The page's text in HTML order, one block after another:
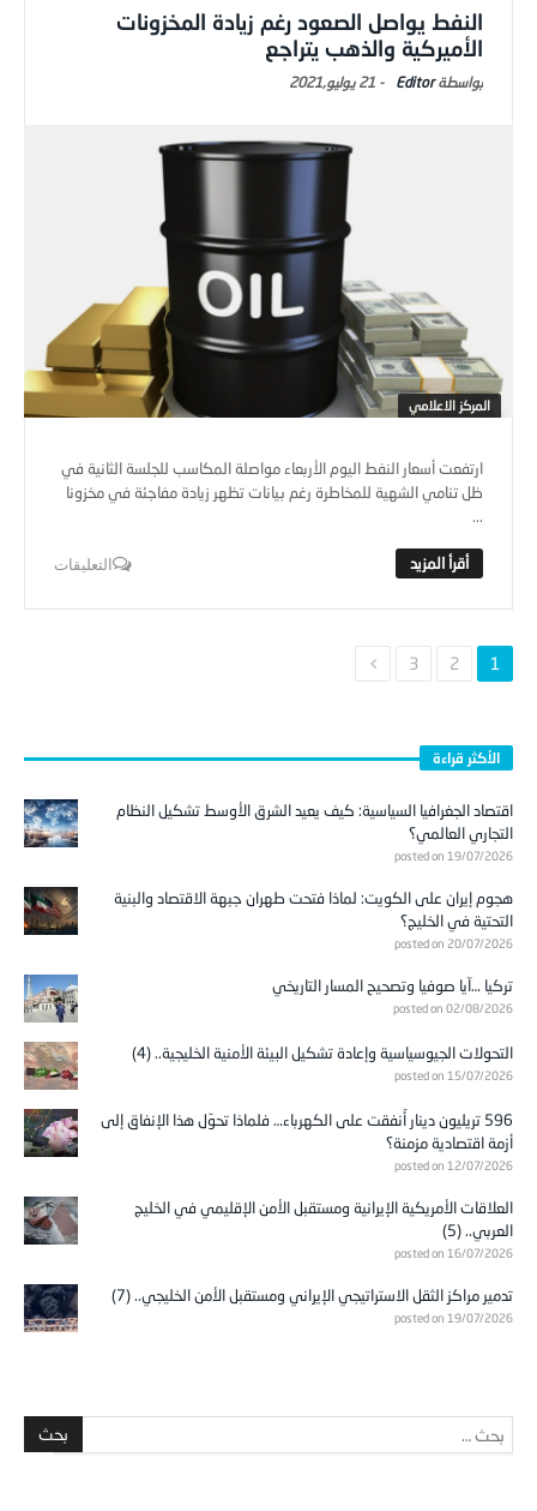
النفط يواصل الصعود رغم زيادة المخزونات
الأميركية والذهب يتراجع
Editor
- 21 يوليو,2021
المركز الاعلامي
ارتفعت أسعار النفط اليوم الأربعاء مواصلة المكاسب للجلسة الثانية في
ظل تنامي الشهية للمخاطرة رغم بيانات تظهر زيادة مفاجئة في مخزونا
...
التعليقات
1
2
3
الأكثر قراءة
اقتصاد الجغرافيا السياسية: كيف يعيد الشرق الأوسط تشكيل النظام
التجاري العالمي؟
posted on 19/07/2026
هجوم إيران على الكويت: لماذا فتحت طهران جبهة الاقتصاد والبنية
التحتية في الخليج؟
posted on 20/07/2026
تركيا …آيا صوفيا وتصحيح المسار التاريخي
posted on 02/08/2026
التحولات الجيوسياسية وإعادة تشكيل البيئة الأمنية الخليجية.. (4)
posted on 15/07/2026
596 تريليون دينار أُنفقت على الكهرباء… فلماذا تحوّل هذا الإنفاق إلى
أزمة اقتصادية مزمنة؟
posted on 12/07/2026
العلاقات الأمريكية الإيرانية ومستقبل الأمن الإقليمي في الخليج
العربي.. (5)
posted on 16/07/2026
تدمير مراكز الثقل الاستراتيجي الإيراني ومستقبل الأمن الخليجي.. (7)
posted on 19/07/2026